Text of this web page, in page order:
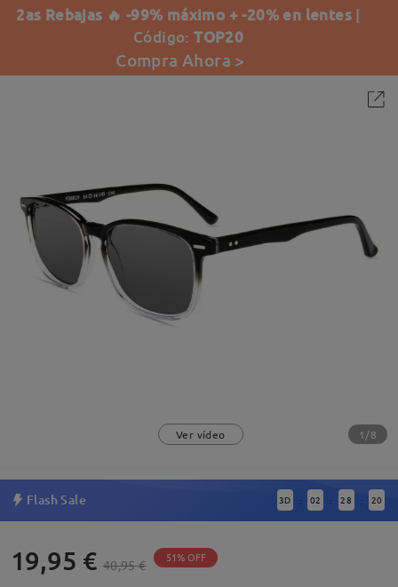
2as Rebajas 🔥 -99% máximo + -20% en lentes |
Código:TOP20
Compra Ahora >
Ver vídeo 1/8
Flash Sale 3D : 02 : 28 : 19
19,95 € 40,95 € 51% OFF